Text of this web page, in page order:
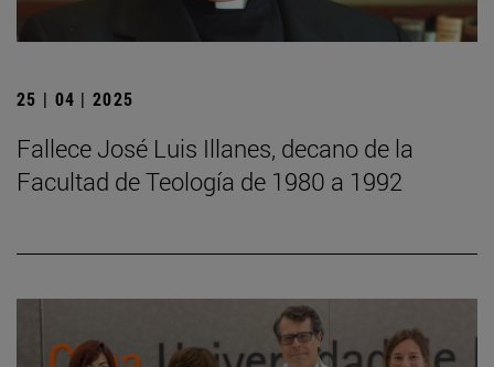
25 | 04 | 2025
Fallece José Luis Illanes, decano de la
Facultad de Teología de 1980 a 1992